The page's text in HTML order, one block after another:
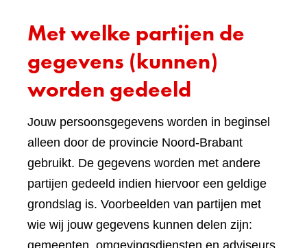
Met welke partijen de
gegevens (kunnen)
worden gedeeld
Jouw persoonsgegevens worden in beginsel
alleen door de provincie Noord-Brabant
gebruikt. De gegevens worden met andere
partijen gedeeld indien hiervoor een geldige
grondslag is. Voorbeelden van partijen met
wie wij jouw gegevens kunnen delen zijn:
gemeenten, omgevingsdiensten en adviseurs.